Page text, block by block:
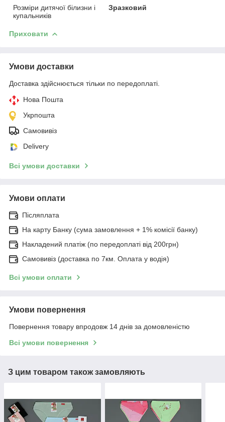
Розміри дитячої білизни і
купальників
Зразковий
Приховати
Умови доставки
Доставка здійснюється тільки по передоплаті.
Нова Пошта
Укрпошта
Самовивіз
Delivery
Всі умови доставки
Умови оплати
Післяплата
На карту Банку (сума замовлення + 1% комісії банку)
Накладений платіж (по передоплаті від 200грн)
Самовивіз (доставка по 7км. Оплата у водія)
Всі умови оплати
Умови повернення
Повернення товару впродовж 14 днів за домовленістю
Всі умови повернення
З цим товаром також замовляють